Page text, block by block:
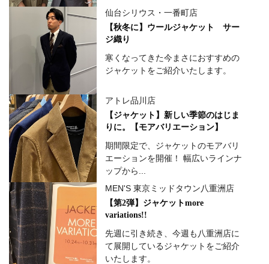
仙台シリウス・一番町店
【秋冬に】ウールジャケット サー
ジ織り
寒くなってきた今まさにおすすめの
ジャケットをご紹介いたします。
アトレ品川店
【ジャケット】新しい季節のはじま
りに。【モアバリエーション】
期間限定で、ジャケットのモアバリ
エーションを開催！ 幅広いラインナ
ップから...
MEN'S 東京ミッドタウン八重洲店
【第2弾】ジャケットmore
variations!!
先週に引き続き、今週も八重洲店に
て展開しているジャケットをご紹介
いたします。